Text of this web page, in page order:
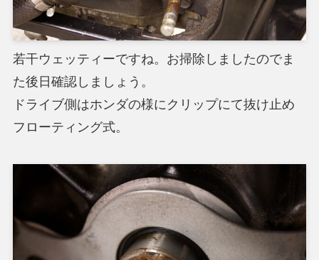
若干ウェッティーですね。お掃除しましたのでま
た後日確認しましょう。
ドライブ側はホンダの様にクリップにて抜け止め
フローティング式。